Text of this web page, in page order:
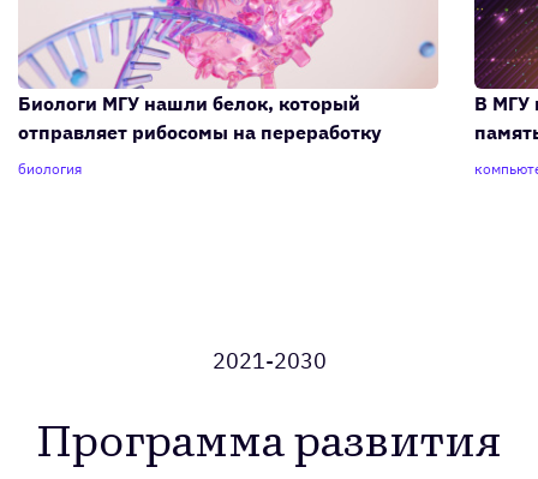
Биологи МГУ нашли белок, который
отправляет рибосомы на переработку
биология
В МГУ
2021-2030
Программа развития